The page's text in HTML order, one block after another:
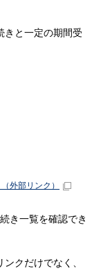
きと一定の期間受
（外部リンク）
き一覧を確認でき
クだけでなく、